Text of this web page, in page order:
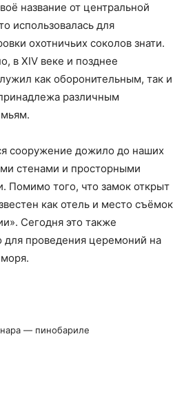
название от центральной
использовалась для
охотничьих соколов знати.
в XIV веке и позднее
как оборонительным, так и
различным
сооружение дожило до наших
стенами и просторными
Помимо того, что замок открыт
как отель и место съёмок
Сегодня это также
для проведения церемоний на
— пинобариле